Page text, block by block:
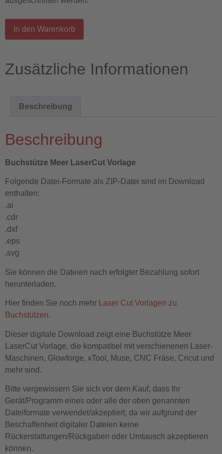
In den Warenkorb
Zusätzliche Informationen
Beschreibung
Beschreibung
Buchstütze Meer LaserCut Vorlage
Folgende Datei-Formate als ZIP-Datei sind im Download
enthalten:
.ai
.cdr
.dxf
.eps
.svg
Sie können die Dateien nach erfolgter Bezahlung sofort
herunterladen.
Hier finden Sie noch mehr
Laser Cut Vorlagen zu
Buchstützen.
Dieser digitale Download zeigt eine Buchstütze Meer
LaserCut Vorlage, die kompatibel mit verschienenen Laser-
Maschinen, Glowforge, xTool, Muse, CNC Fräse, Cricut und
mehr sind.
Bitte vergewissern Sie sich vor dem Kauf, dass Ihr
Gerät/Programm eines oder alle der oben genannten
Dateiformate verwendet/akzeptiert, da wir aufgrund der
Beschaffenheit digitaler Dateien keine
Rückerstattungen/Rückgaben oder Umtausch akzeptieren
können.